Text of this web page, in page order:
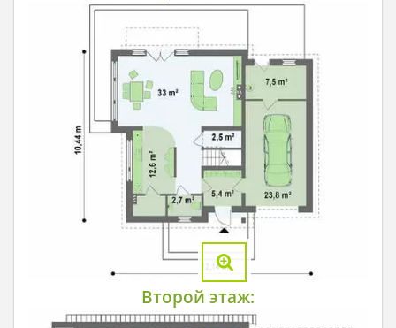
Второй этаж: